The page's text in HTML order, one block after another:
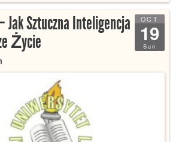
OCT
19
Sun
Jak Sztuczna Inteligencja
Życie